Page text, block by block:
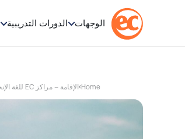
الوجهات الدورات التدريبية
Home الإقامة – مراكز EC للغة الإنجليزية